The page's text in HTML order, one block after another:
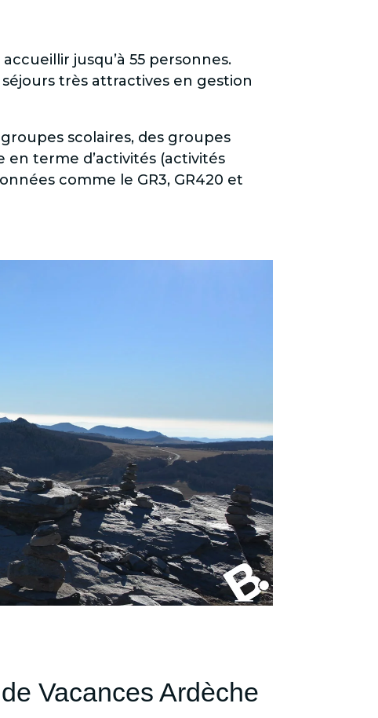
jusqu’à 55 personnes.
très attractives en gestion
scolaires, des groupes
en terme d’activités (activités
comme le GR3, GR420 et
Vacances Ardèche